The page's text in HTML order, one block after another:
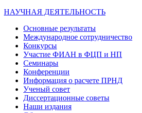
НАУЧНАЯ ДЕЯТЕЛЬНОСТЬ
Основные результаты
Международное сотрудничество
Конкурсы
Участие ФИАН в ФЦП и НП
Семинары
Конференции
Информация о расчете ПРНД
Ученый совет
Диссертационные советы
Наши издания